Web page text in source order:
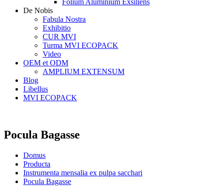
Folium Aluminium Exsiliens
De Nobis
Fabula Nostra
Exhibitio
CUR MVI
Turma MVI ECOPACK
Video
OEM et ODM
AMPLIUM EXTENSUM
Blog
Libellus
MVI ECOPACK
Pocula Bagasse
Domus
Producta
Instrumenta mensalia ex pulpa sacchari
Pocula Bagasse